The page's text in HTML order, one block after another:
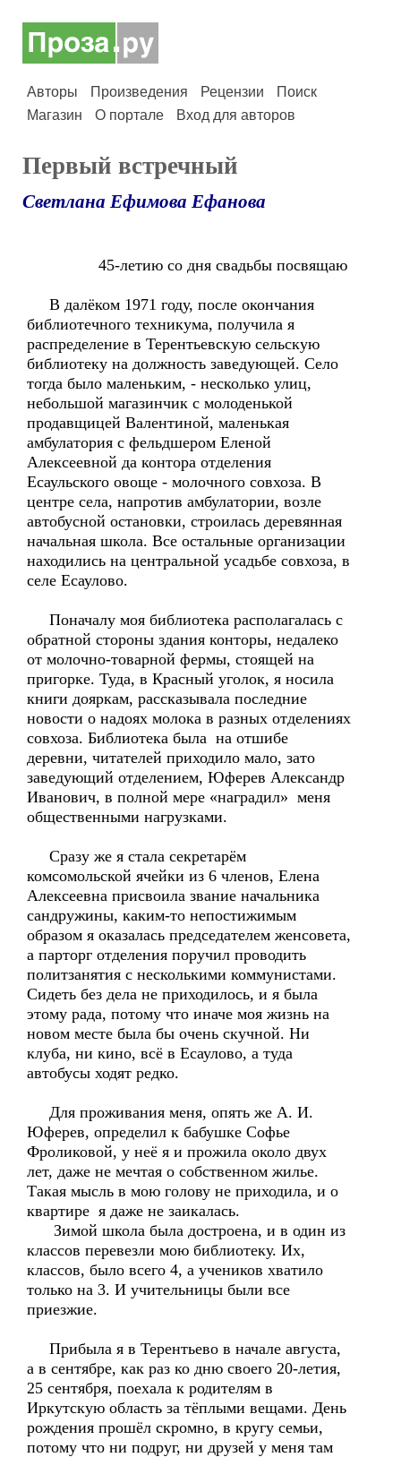
Авторы Произведения Рецензии
Поиск
Магазин
О портале Вход для авторов
Первый встречный
Светлана Ефимова Ефанова
45-летию со дня свадьбы посвящаю
В далёком 1971 году, после окончания
библиотечного техникума, получила я
распределение в Терентьевскую сельскую
библиотеку на должность заведующей. Село
тогда было маленьким, - несколько улиц,
небольшой магазинчик с молоденькой
продавщицей Валентиной, маленькая
амбулатория с фельдшером Еленой
Алексеевной да контора отделения
Есаульского овоще - молочного совхоза. В
центре села, напротив амбулатории, возле
автобусной остановки, строилась деревянная
начальная школа. Все остальные организации
находились на центральной усадьбе совхоза, в
селе Есаулово.
Поначалу моя библиотека располагалась с
обратной стороны здания конторы, недалеко
от молочно-товарной фермы, стоящей на
пригорке. Туда, в Красный уголок, я носила
книги дояркам, рассказывала последние
новости о надоях молока в разных отделениях
совхоза. Библиотека была на отшибе
деревни, читателей приходило мало, зато
заведующий отделением, Юферев Александр
Иванович, в полной мере «наградил» меня
общественными нагрузками.
Сразу же я стала секретарём
комсомольской ячейки из 6 членов, Елена
Алексеевна присвоила звание начальника
сандружины, каким-то непостижимым
образом я оказалась председателем женсовета,
а парторг отделения поручил проводить
политзанятия с несколькими коммунистами.
Сидеть без дела не приходилось, и я была
этому рада, потому что иначе моя жизнь на
новом месте была бы очень скучной. Ни
клуба, ни кино, всё в Есаулово, а туда
автобусы ходят редко.
Для проживания меня, опять же А. И.
Юферев, определил к бабушке Софье
Фроликовой, у неё я и прожила около двух
лет, даже не мечтая о собственном жилье.
Такая мысль в мою голову не приходила, и о
квартире я даже не заикалась.
Зимой школа была достроена, и в один из
классов перевезли мою библиотеку. Их,
классов, было всего 4, а учеников хватило
только на 3. И учительницы были все
приезжие.
Прибыла я в Терентьево в начале августа,
а в сентябре, как раз ко дню своего 20-летия,
25 сентября, поехала к родителям в
Иркутскую область за тёплыми вещами. День
рождения прошёл скромно, в кругу семьи,
потому что ни подруг, ни друзей у меня там